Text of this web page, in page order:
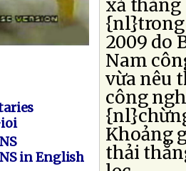
in English
xả thẳng
{nl}trong
2009 do
Nam
vừa nêu
công
Khoảng
thải